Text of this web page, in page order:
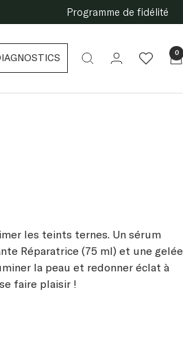
Programme de fidélité
0
les teints ternes. Un sérum
Réparatrice (75 ml) et une gelée
la peau et redonner éclat à
faire plaisir !